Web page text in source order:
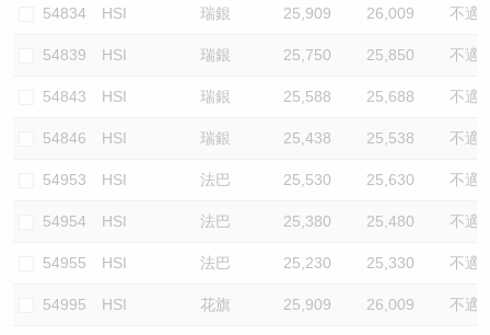
54834 HSI 瑞銀 25,909 26,009 不適
54839 HSI 瑞銀 25,750 25,850 不適
54843 HSI 瑞銀 25,588 25,688 不適
54846 HSI 瑞銀 25,438 25,538 不適
54953 HSI 法巴 25,530 25,630 不適
54954 HSI 法巴 25,380 25,480 不適
54955 HSI 法巴 25,230 25,330 不適
54995 HSI 花旗 25,909 26,009 不適